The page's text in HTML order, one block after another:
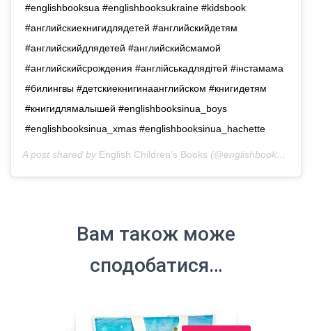
#englishbooksua #englishbooksukraine #kidsbook
#английскиекнигидлядетей #английскийдетям
#английскийдлядетей #английскийсмамой
#английскийсрождения #англійськадлядітей #iнстамама
#билингвы #детскиекнигинаанглийском #книгидетям
#книгидлямалышей #englishbooksinua_boys
#englishbooksinua_xmas #englishbooksinua_hachette
A post shared by English Children’s Books (@englishbooks.in.ua) on
Вам також може
сподобатися…